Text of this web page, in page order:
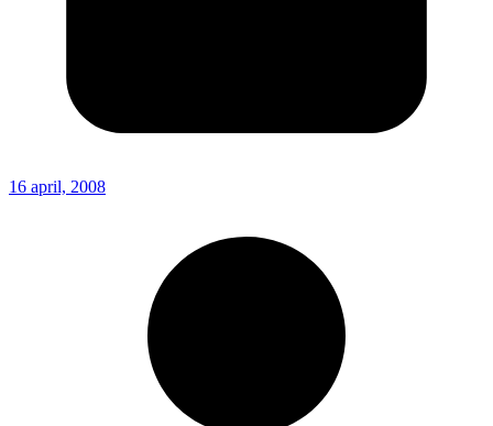
16 april, 2008